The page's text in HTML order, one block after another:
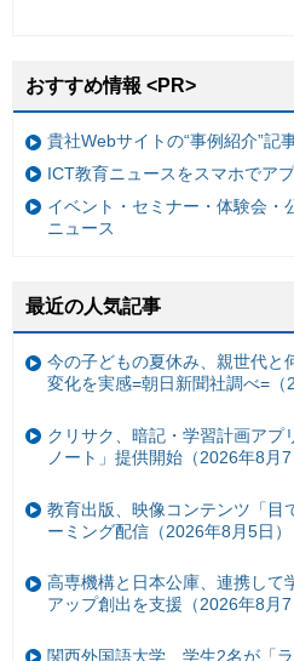
おすすめ情報 <PR>
貴社Webサイトの“事例紹介”記
ICT教育ニュースをスマホでア
イベント・セミナー・体験会・
ニュース
最近の人気記事
今の子どもの夏休み、親世代と
変化を実感=朝日新聞社調べ=（
クリサク、暗記・学習計画アプ
ノート」提供開始（2026年8月7
教育出版、映像コンテンツ「目
ーミング配信（2026年8月5日）
高専機構と日本公庫、連携して
アップ創出を支援（2026年8月7
関西外国語大学、学生2名が「